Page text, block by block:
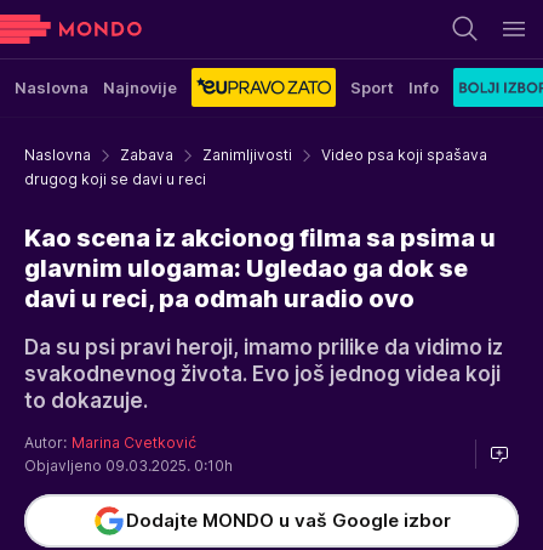
Naslovna Najnovije Sport Info
Naslovna Zabava Zanimljivosti
Video psa koji spašava
drugog koji se davi u reci
Kao scena iz akcionog filma sa psima u
glavnim ulogama: Ugledao ga dok se
davi u reci, pa odmah uradio ovo
Da su psi pravi heroji, imamo prilike da vidimo iz
svakodnevnog života. Evo još jednog videa koji
to dokazuje.
Autor: Marina Cvetković
Objavljeno 09.03.2025. 0:10h
Dodajte MONDO u vaš Google izbor